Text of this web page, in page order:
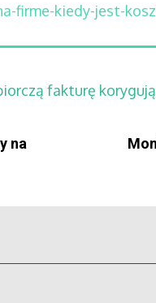
firme-kiedy-jest-
fakturę
na